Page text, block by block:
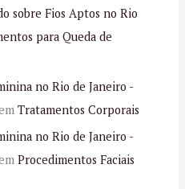
sobre Fios Aptos no Rio
para Queda de
no Rio de Janeiro -
Tratamentos Corporais
no Rio de Janeiro -
Procedimentos Faciais